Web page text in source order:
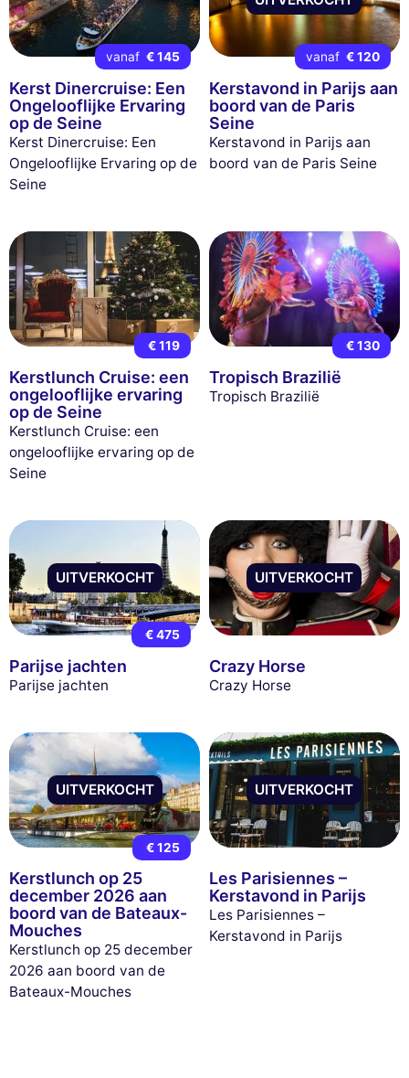
vanaf € 145
Kerst Dinercruise: Een
Ongelooflijke Ervaring
op de Seine
Kerst Dinercruise: Een
Ongelooflijke Ervaring op de
Seine
vanaf € 120
Kerstavond in Parijs aan
boord van de Paris
Seine
Kerstavond in Parijs aan
boord van de Paris Seine
€ 119
Kerstlunch Cruise: een
ongelooflijke ervaring
op de Seine
Kerstlunch Cruise: een
ongelooflijke ervaring op de
Seine
€ 130
Tropisch Brazilië
Tropisch Brazilië
UITVERKOCHT
€ 475
Parijse jachten
Parijse jachten
UITVERKOCHT
Crazy Horse
Crazy Horse
UITVERKOCHT
€ 125
Kerstlunch op 25
december 2026 aan
boord van de Bateaux-
Mouches
Kerstlunch op 25 december
2026 aan boord van de
Bateaux-Mouches
UITVERKOCHT
Les Parisiennes –
Kerstavond in Parijs
Les Parisiennes –
Kerstavond in Parijs